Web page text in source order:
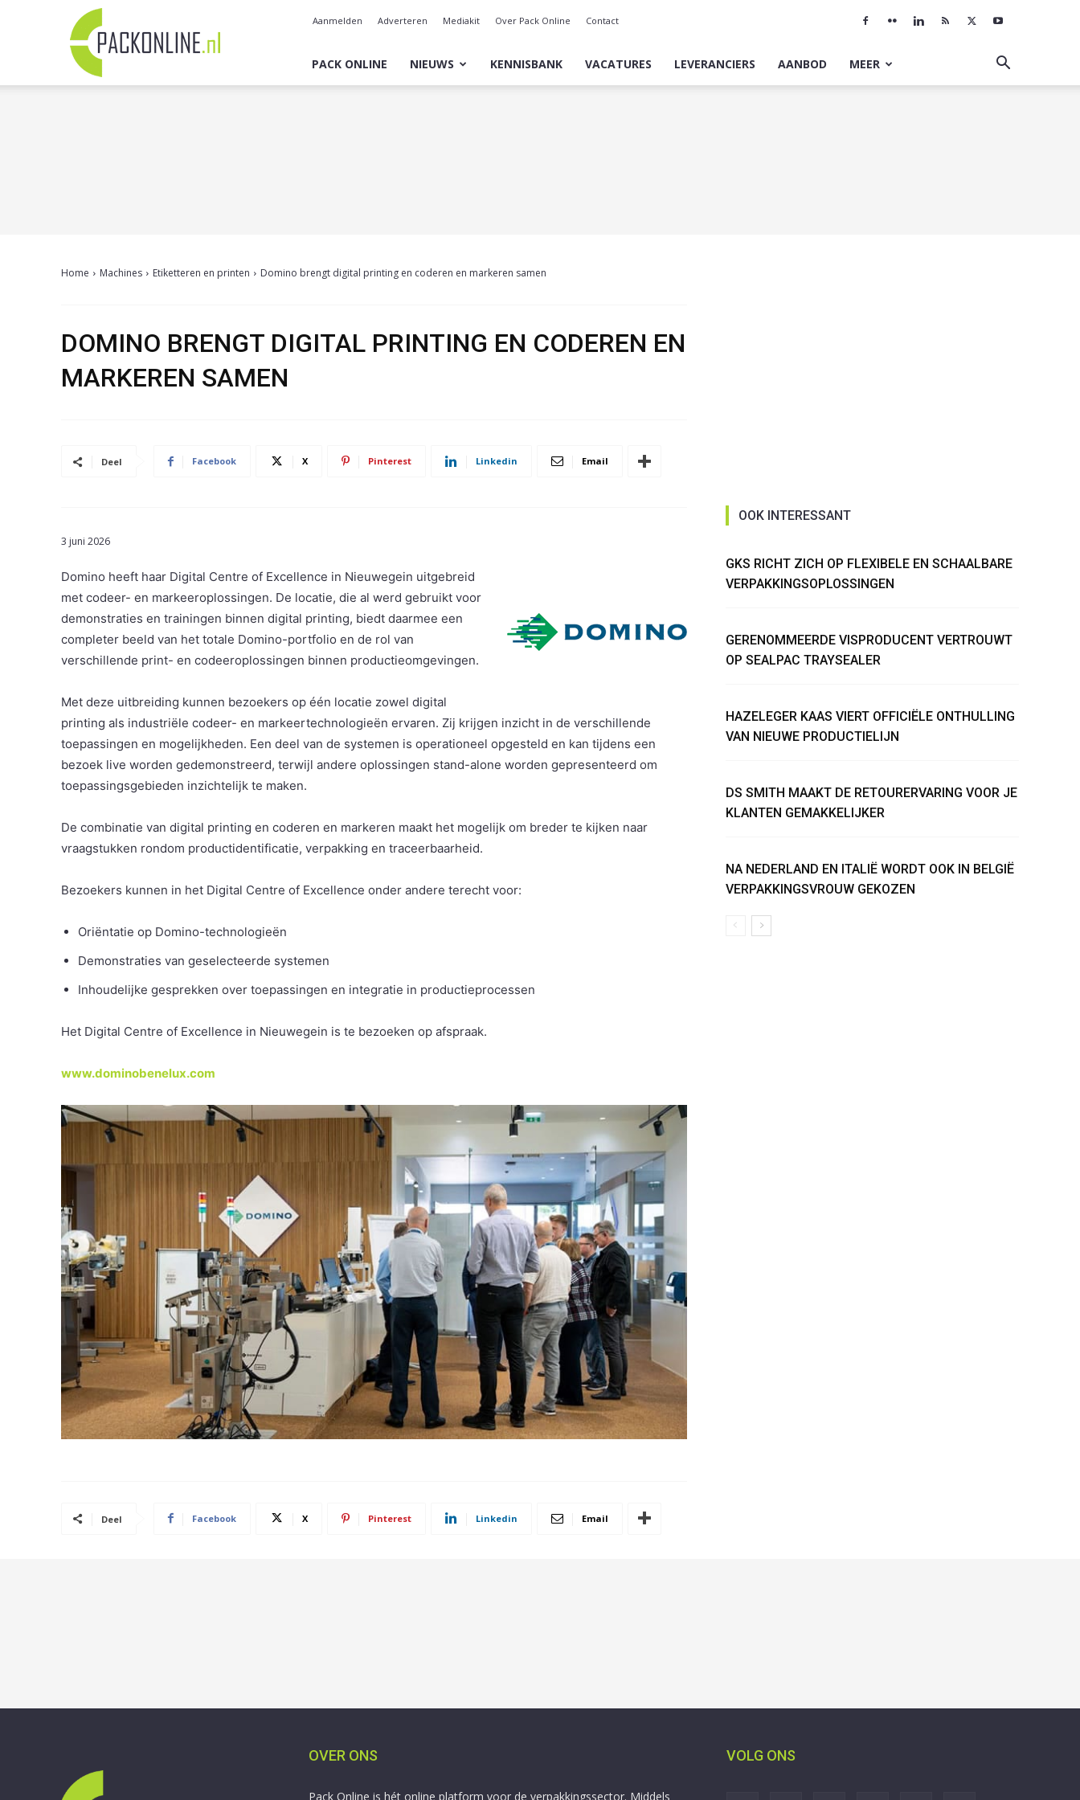
Pack
Online
Aanmelden Adverteren Mediakit Over Pack Online Contact
PACK ONLINE NIEUWS KENNISBANK VACATURES LEVERANCIERS AANBOD MEER
Home Machines Etiketteren en printen Domino brengt digital printing en coderen en markeren samen
DOMINO BRENGT DIGITAL PRINTING EN CODEREN EN
MARKEREN SAMEN
Deel Facebook X Pinterest Linkedin Email
3 juni 2026
Domino heeft haar Digital Centre of Excellence in Nieuwegein uitgebreid
met codeer- en markeeroplossingen. De locatie, die al werd gebruikt voor
demonstraties en trainingen binnen digital printing, biedt daarmee een
completer beeld van het totale Domino-portfolio en de rol van
verschillende print- en codeeroplossingen binnen productieomgevingen.
Met deze uitbreiding kunnen bezoekers op één locatie zowel digital
printing als industriële codeer- en markeertechnologieën ervaren. Zij krijgen inzicht in de verschillende
toepassingen en mogelijkheden. Een deel van de systemen is operationeel opgesteld en kan tijdens een
bezoek live worden gedemonstreerd, terwijl andere oplossingen stand-alone worden gepresenteerd om
toepassingsgebieden inzichtelijk te maken.
De combinatie van digital printing en coderen en markeren maakt het mogelijk om breder te kijken naar
vraagstukken rondom productidentificatie, verpakking en traceerbaarheid.
Bezoekers kunnen in het Digital Centre of Excellence onder andere terecht voor:
Oriëntatie op Domino-technologieën
Demonstraties van geselecteerde systemen
Inhoudelijke gesprekken over toepassingen en integratie in productieprocessen
Het Digital Centre of Excellence in Nieuwegein is te bezoeken op afspraak.
www.dominobenelux.com
Deel Facebook X Pinterest Linkedin Email
OOK INTERESSANT
GKS RICHT ZICH OP FLEXIBELE EN SCHAALBARE
VERPAKKINGSOPLOSSINGEN
GERENOMMEERDE VISPRODUCENT VERTROUWT
OP SEALPAC TRAYSEALER
HAZELEGER KAAS VIERT OFFICIËLE ONTHULLING
VAN NIEUWE PRODUCTIELIJN
DS SMITH MAAKT DE RETOURERVARING VOOR JE
KLANTEN GEMAKKELIJKER
NA NEDERLAND EN ITALIË WORDT OOK IN BELGIË
VERPAKKINGSVROUW GEKOZEN
OVER ONS
Pack Online is hét online platform voor de verpakkingssector. Middels
VOLG ONS